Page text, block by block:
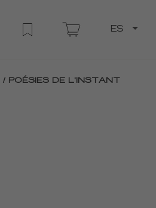
ES
/ POÉSIES DE L'INSTANT